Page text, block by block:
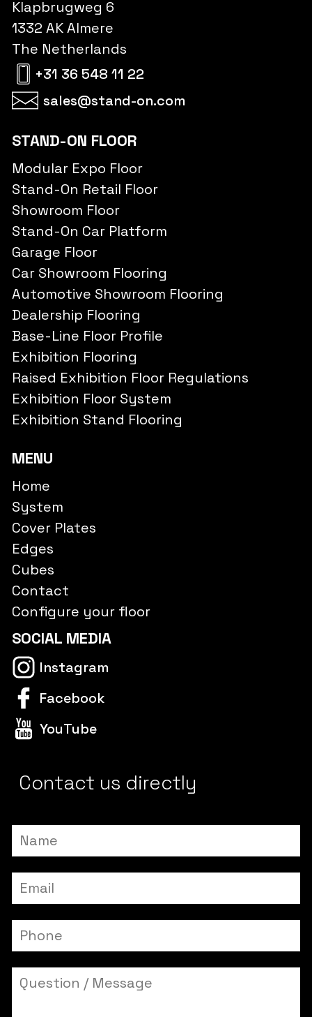
Klapbrugweg 6
1332 AK Almere
The Netherlands
+31 36 548 11 22
sales@stand-on.com
STAND-ON FLOOR
Modular Expo Floor
Stand-On Retail Floor
Showroom Floor
Stand-On Car Platform
Garage Floor
Car Showroom Flooring
Automotive Showroom Flooring
Dealership Flooring
Base-Line Floor Profile
Exhibition Flooring
Raised Exhibition Floor Regulations
Exhibition Floor System
Exhibition Stand Flooring
MENU
Home
System
Cover Plates
Edges
Cubes
Contact
Configure your floor
SOCIAL MEDIA
Instagram
Facebook
YouTube
Contact us directly